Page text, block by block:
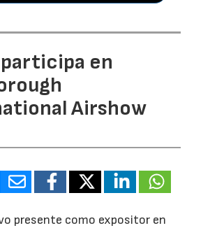
participa en
Airshow
presente como expositor en